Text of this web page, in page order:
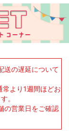
送の遅延について
より1週間ほどお
。
の営業日をご確認